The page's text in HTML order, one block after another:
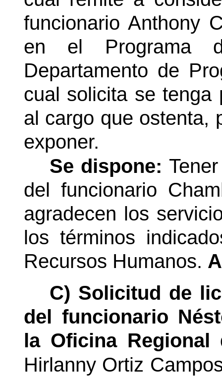
funcionario Anthony
en el Programa
Departamento de
cual solicita se tenga
al cargo que ostenta,
exponer.
Se dispone:
del funcionario
agradecen los
los términos
Recursos Humanos.
C) Solicitud de
del funcionario
la Oficina Regional
Hirlanny Ortiz